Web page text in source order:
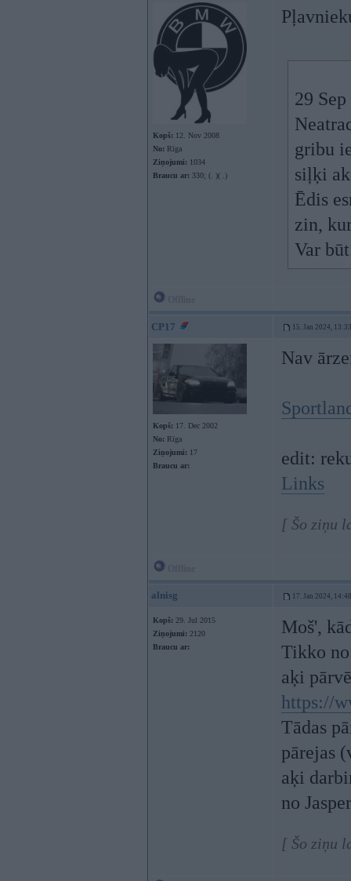
Kopš: 12. Nov 2008
No: Rīga
Ziņojumi: 1034
Braucu ar: 330; (. )( .)
29
gribu
siļķi
Ēdis
zin,
Var
CP17 15. Jan 2024, 13:33
Kopš: 17. Dec 2002
No: Rīga
Ziņojumi: 17
Braucu ar:
Nav
edit:
Links
[ Šo ziņu
alnisg 17. Jan 2024, 14:48
Kopš: 29. Jul 2015
Ziņojumi: 2120
Braucu ar:
Moš',
Tikko
aķi
https://
Tādas
pārejas
aķi
no
[ Šo ziņu